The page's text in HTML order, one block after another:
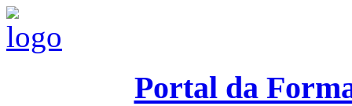
Portal da